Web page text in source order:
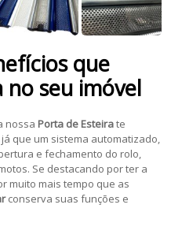
que
seu imóvel
nossa Porta de Esteirate
que um sistema automatizado,
e fechamento do rolo,
Se destacando por ter a
muito mais tempo que as
conserva suas funções e